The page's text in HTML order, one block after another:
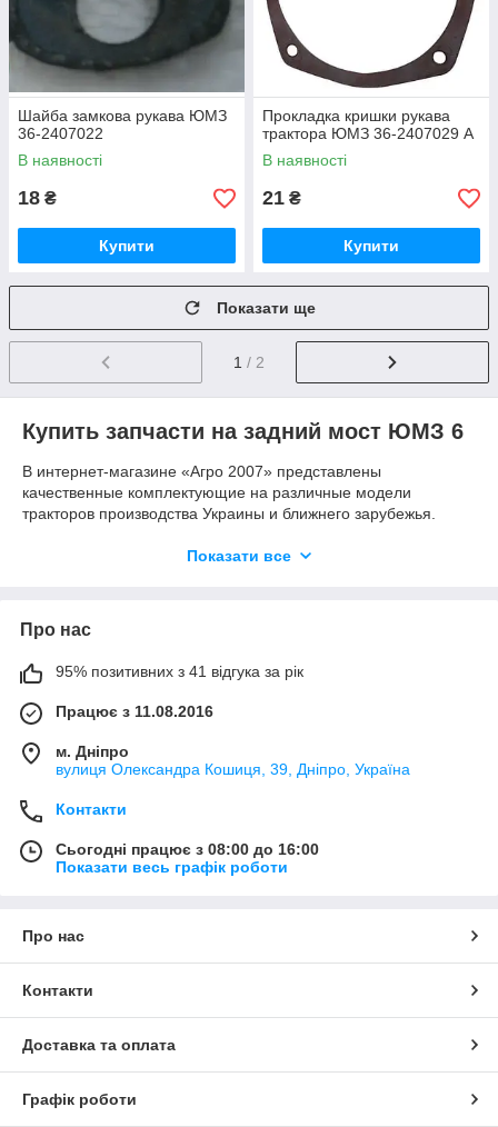
Шайба замкова рукава ЮМЗ
36-2407022
В наявності
18 ₴
Купити
Прокладка кришки рукава
трактора ЮМЗ 36-2407029 А
В наявності
21 ₴
Купити
Показати ще
1 / 2
Купить запчасти на задний мост ЮМЗ 6
В интернет-магазине «Агро 2007» представлены
качественные комплектующие на различные модели
тракторов производства Украины и ближнего зарубежья.
соответствуют установленным артикулам. Вся продукция из
На этой странице нашего магазина вы найдете следующие
Основные пары;
Планетарные шестерни;
Ведомые и ведущие шестеренки;
Полуоси и т.д.
У нас вы всегда можете купить запчасти на трактор в таких
городах, как Харьков, Днепр (Днепропетровск), Одесса, Киев,
Запорожье.
Показати все
Про нас
95% позитивних з 41 відгука за рік
Працює з 11.08.2016
м. Дніпро
вулиця Олександра Кошиця, 39, Дніпро, Україна
Контакти
Сьогодні працює з 08:00 до 16:00
Показати весь графік роботи
Про нас
Контакти
Доставка та оплата
Графік роботи